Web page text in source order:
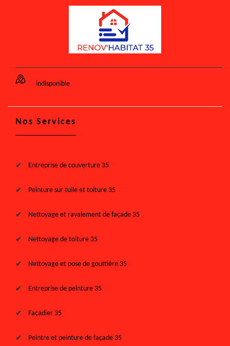
indisponible
Nos Services
Entreprise de couverture 35
Peinture sur tuile et toiture 35
Nettoyage et ravalement de façade 35
Nettoyage de toiture 35
Nettoyage et pose de gouttière 35
Entreprise de peinture 35
Façadier 35
Peintre et peinture de façade 35